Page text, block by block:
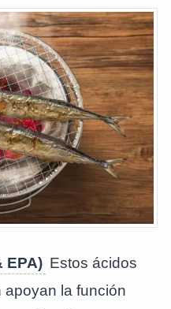
EPA) Estos ácidos
la función